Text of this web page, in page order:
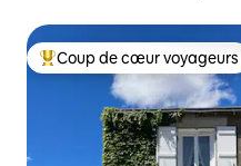
Coups de cœur voyageurs
Coup de cœur voyageurs